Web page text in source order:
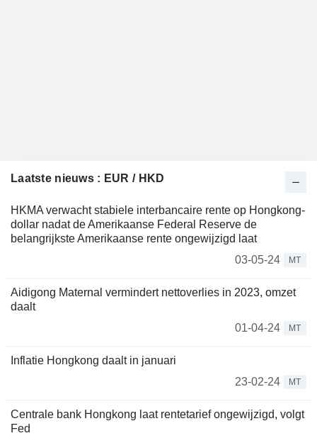
Laatste nieuws : EUR / HKD
HKMA verwacht stabiele interbancaire rente op Hongkong-
dollar nadat de Amerikaanse Federal Reserve de
belangrijkste Amerikaanse rente ongewijzigd laat
03-05-24
MT
Aidigong Maternal vermindert nettoverlies in 2023, omzet
daalt
01-04-24
MT
Inflatie Hongkong daalt in januari
23-02-24
MT
Centrale bank Hongkong laat rentetarief ongewijzigd, volgt
Fed